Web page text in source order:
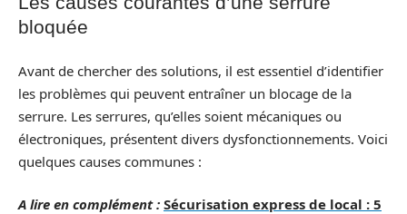
bloquée
Avant de chercher des solutions, il est essentiel d’identifier
les problèmes qui peuvent entraîner un blocage de la
serrure. Les serrures, qu’elles soient mécaniques ou
électroniques, présentent divers dysfonctionnements. Voici
quelques causes communes :
A lire en complément : Sécurisation express de local : 5